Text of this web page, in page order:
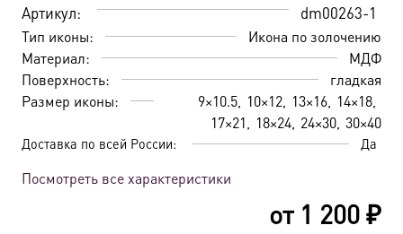
Артикул: dm00263-1
Тип иконы:
Икона по золочению
Материал:
МДФ
Поверхность:
гладкая
Размер иконы:
9×10.5 10×12 13×16 14×18
17×21
18×24 24×30 30×40
Доставка по всей России: Да
Посмотреть все характеристики
от 1 200₽